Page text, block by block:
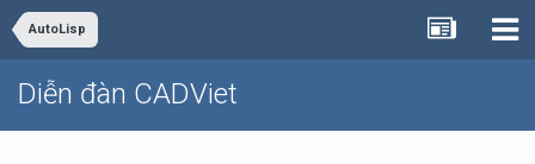
AutoLisp
Diễn đàn CADViet